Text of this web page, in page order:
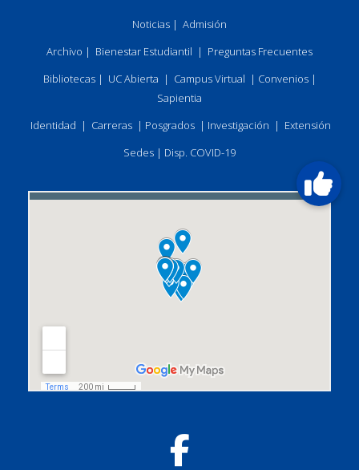
Noticias | Admisión
Archivo | Bienestar Estudiantil | Preguntas Frecuentes
Bibliotecas| UC Abierta | Campus Virtual | Convenios|
Sapientia
Identidad | Carreras | Posgrados | Investigación | Extensión
Sedes | Disp. COVID-19